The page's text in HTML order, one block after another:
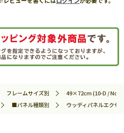
フレームサイズ別
49×72cm (10-D /
■パネル種類別 ウッディパネルエクセ